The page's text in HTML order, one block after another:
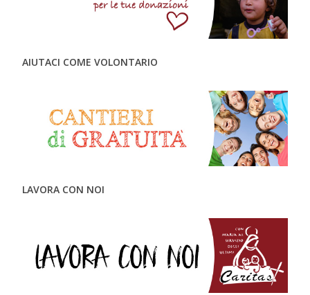
AIUTACI COME VOLONTARIO
LAVORA CON NOI